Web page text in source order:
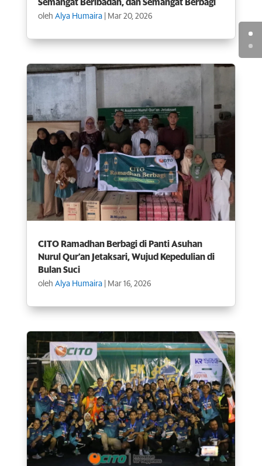
Semangat Beribadah, dan Semangat Berbagi
oleh Alya Humaira| Mar 20, 2026
CITO Ramadhan Berbagi di Panti Asuhan
Nurul Qur’an Jetaksari, Wujud Kepedulian di
Bulan Suci
oleh Alya Humaira| Mar 16, 2026